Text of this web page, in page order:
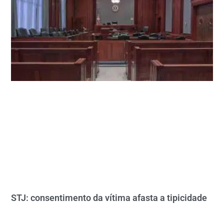
STJ: consentimento da vítima afasta a tipicidade